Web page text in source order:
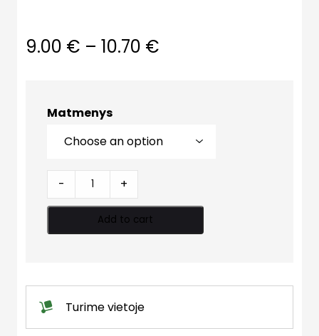
9.00 € – 10.70 €
Matmenys
išsiplėtimo
tvirtinti
- +
Add to cart
Turime vietoje